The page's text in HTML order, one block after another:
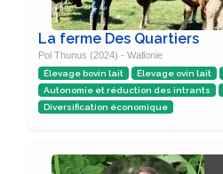
La ferme Des Quartiers
Pol Thunus (2024) - Wallonie
Élevage bovin lait Élevage ovin lait
Autonomie et réduction des intrants
Diversification économique